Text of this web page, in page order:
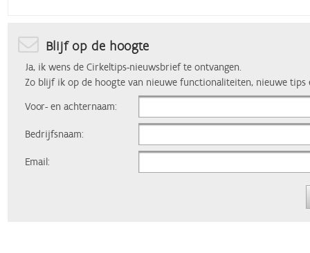
Blijf op de hoogte
Ja, ik wens de Cirkeltips-nieuwsbrief te ontvangen.
Zo blijf ik op de hoogte van nieuwe functionaliteiten, nieuwe tips
Voor- en achternaam:
Bedrijfsnaam:
Email: